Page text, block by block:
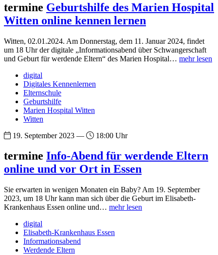
termine Geburtshilfe des Marien Hospital
Witten online kennen lernen
Witten, 02.01.2024. Am Donnerstag, dem 11. Januar 2024, findet
um 18 Uhr der digitale „Informationsabend über Schwangerschaft
und Geburt für werdende Eltern“ des Marien Hospital… mehr lesen
digital
Digitales Kennenlernen
Elternschule
Geburtshilfe
Marien Hospital Witten
Witten
19. September 2023 —
18:00 Uhr
termine Info-Abend für werdende Eltern
online und vor Ort in Essen
Sie erwarten in wenigen Monaten ein Baby? Am 19. September
2023, um 18 Uhr kann man sich über die Geburt im Elisabeth-
Krankenhaus Essen online und… mehr lesen
digital
Elisabeth-Krankenhaus Essen
Informationsabend
Werdende Eltern